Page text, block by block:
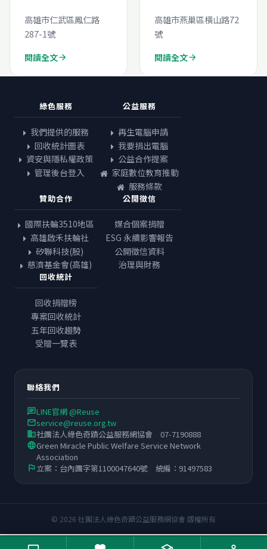
高雄市仁武區鳳仁路
287-1號
閱讀全文arrow_forward
人長期照顧中心-再
生電腦線上申請
高雄市燕巢區橫山路72
號
閱讀全文arrow_forward
綠色服務
我們提供的服務
回收統計圖表
資安與隱私權政策
管理後台登入
公益服務
再生電腦申請
我要捐出電腦
公益合作提案
家庭數位教育推動
服務條款
贊助合作
國際扶輪3510地區
高雄啟禾扶輪社
矽聯科技(股)
慈濟基金會(高雄)
公開徵信
媒合個案捐贈
ESG 永續影響報告
公開徵信資料
治理與財務
回收統計
回收捐贈榜
專案回收統計
五年回收趨勢
受贈一覽表
聯絡我們
chatLINE官網 @Reuse
emailservice@reuse.org.tw
business社團法人綠色奇蹟公益服務網協會 07-7190888
languageGreen Miracle Public Welfare Service Network
Association
flag立案：台內團字第1100047640號 統編：91497583
© 2026 社團法人綠色奇蹟公益服務網協會 版權所有